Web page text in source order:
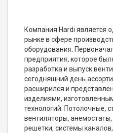
Компания Hardi является
рынке в сфере
оборудования.
предприятия, которое
разработка и выпуск
сегодняшний день
расширился и
изделиями,
технологий. Потолочные,
вентиляторы,
решетки, системы